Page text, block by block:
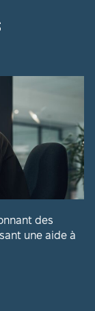
des
une aide à